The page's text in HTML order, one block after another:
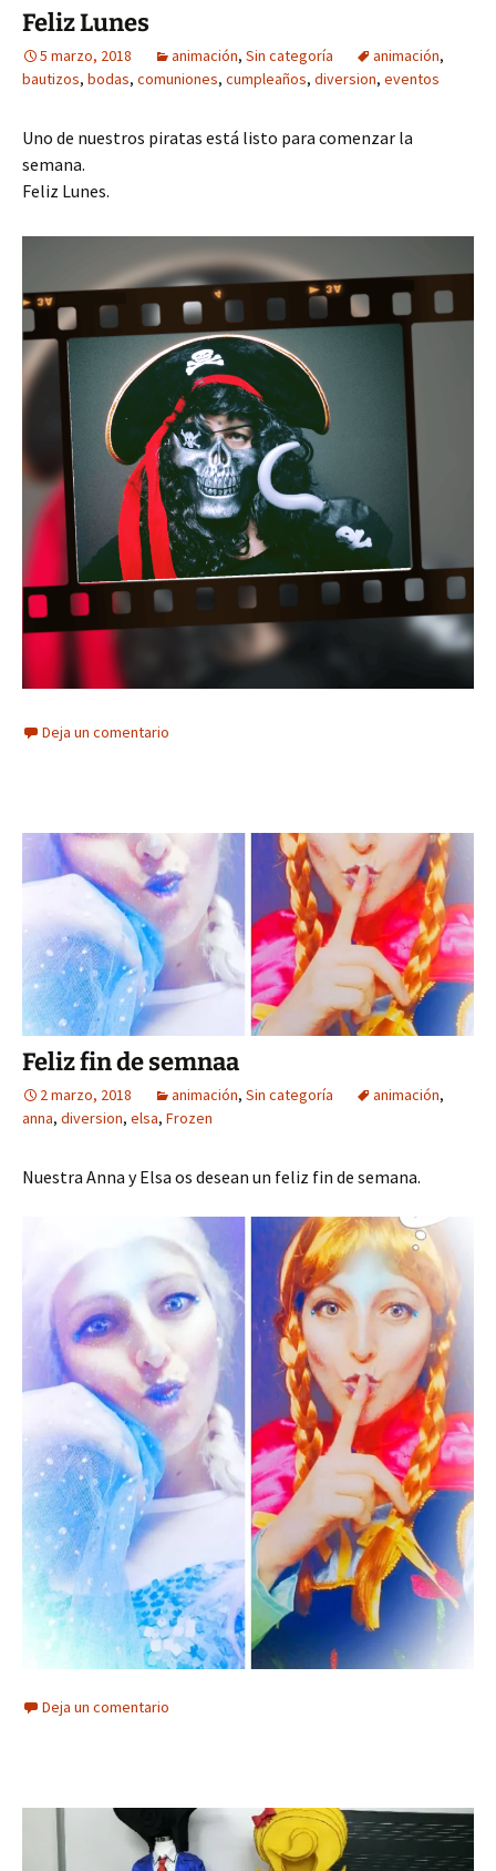
Feliz Lunes
5 marzo, 2018 animación, Sin categoría animación,
bautizos, bodas, comuniones, cumpleaños, diversion, eventos
Uno de nuestros piratas está listo para comenzar la
semana.
Feliz Lunes.
Deja un comentario
Feliz fin de semnaa
2 marzo, 2018 animación, Sin categoría animación,
anna, diversion, elsa, Frozen
Nuestra Anna y Elsa os desean un feliz fin de semana.
Deja un comentario